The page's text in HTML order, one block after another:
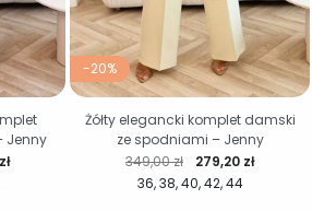
Jenny
-20%
36 38 40 42 44
Cena regularna
349,00 zł Cena
279,20 zł
Żółty elegancki komplet damski
ze spodniami – Jenny